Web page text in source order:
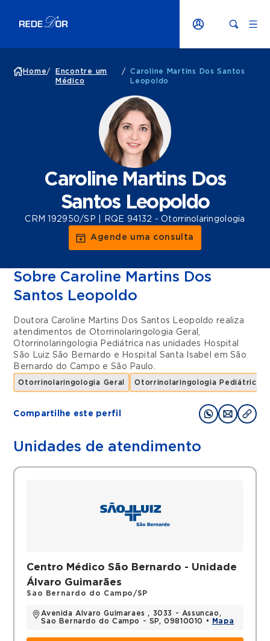
Home/
Encontre um
Médico
/
Caroline Martins Dos Santos
Leopoldo
Caroline Martins Dos
Santos Leopoldo
CRM 192950/SP | RQE 94132 - Otorrinolaringologia
Agende uma consulta
Sobre Caroline Martins Dos
Santos Leopoldo
Doutora Caroline Martins Dos Santos Leopoldo realiza
atendimentos de Otorrinolaringologia Geral,
Otorrinolaringologia Pediátrica nas unidades
Hospital
São Luiz São Bernardo e Hospital Santa Isabel emSão
Bernardo do Campo eSão Paulo.
Otorrinolaringologia Geral Otorrinolaringologia Pediátrica
Compartilhe este perfil
Unidades de atendimento
Centro Médico São Bernardo - Unidade
Álvaro Guimarães
Sao Bernardo do Campo/SP
Avenida Alvaro Guimaraes , 3033 - Assuncao,
Sao Bernardo do Campo - SP, 09810010 •
Mapa